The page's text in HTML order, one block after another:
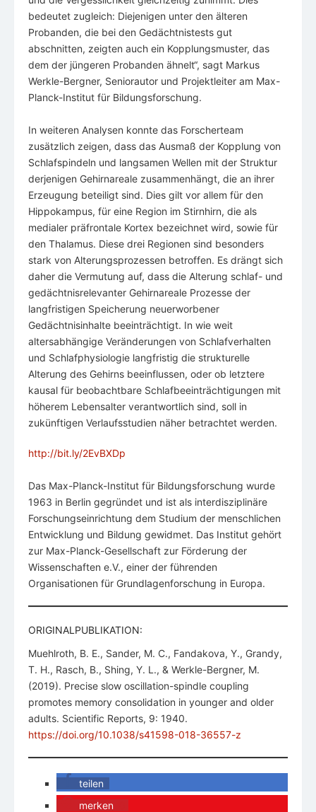
bedeutet zugleich: Diejenigen unter den älteren
Probanden, die bei den Gedächtnistests gut
abschnitten, zeigten auch ein Kopplungsmuster, das
dem der jüngeren Probanden ähnelt“, sagt Markus
Werkle-Bergner, Seniorautor und Projektleiter am Max-
Planck-Institut für Bildungsforschung.
In weiteren Analysen konnte das Forscherteam
zusätzlich zeigen, dass das Ausmaß der Kopplung von
Schlafspindeln und langsamen Wellen mit der Struktur
derjenigen Gehirnareale zusammenhängt, die an ihrer
Erzeugung beteiligt sind. Dies gilt vor allem für den
Hippokampus, für eine Region im Stirnhirn, die als
medialer präfrontale Kortex bezeichnet wird, sowie für
den Thalamus. Diese drei Regionen sind besonders
stark von Alterungsprozessen betroffen. Es drängt sich
daher die Vermutung auf, dass die Alterung schlaf- und
gedächtnisrelevanter Gehirnareale Prozesse der
langfristigen Speicherung neuerworbener
Gedächtnisinhalte beeinträchtigt. In wie weit
altersabhängige Veränderungen von Schlafverhalten
und Schlafphysiologie langfristig die strukturelle
Alterung des Gehirns beeinflussen, oder ob letztere
kausal für beobachtbare Schlafbeeinträchtigungen mit
höherem Lebensalter verantwortlich sind, soll in
zukünftigen Verlaufsstudien näher betrachtet werden.
http://bit.ly/2EvBXDp
Das Max-Planck-Institut für Bildungsforschung wurde
1963 in Berlin gegründet und ist als interdisziplinäre
Forschungseinrichtung dem Studium der menschlichen
Entwicklung und Bildung gewidmet. Das Institut gehört
zur Max-Planck-Gesellschaft zur Förderung der
Wissenschaften e.V., einer der führenden
Organisationen für Grundlagenforschung in Europa.
ORIGINALPUBLIKATION:
Muehlroth, B. E., Sander, M. C., Fandakova, Y., Grandy,
T. H., Rasch, B., Shing, Y. L., & Werkle-Bergner, M.
(2019). Precise slow oscillation-spindle coupling
promotes memory consolidation in younger and older
adults. Scientific Reports, 9: 1940.
https://doi.org/10.1038/s41598-018-36557-z
teilen
merken